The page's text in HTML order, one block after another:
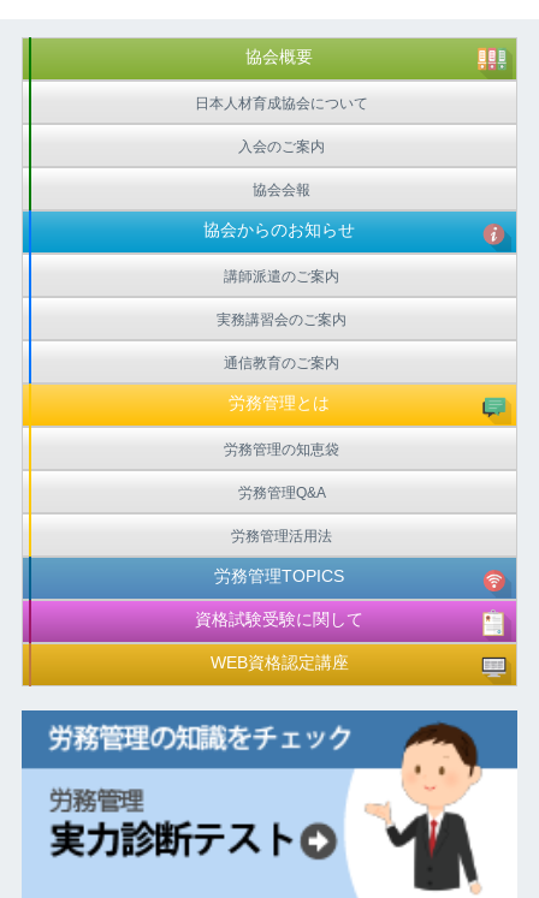
協会概要
日本人材育成協会について
入会のご案内
協会会報
協会からのお知らせ
講師派遣のご案内
実務講習会のご案内
通信教育のご案内
労務管理とは
労務管理の知恵袋
労務管理Q&A
労務管理活用法
労務管理TOPICS
資格試験受験に関して
WEB資格認定講座